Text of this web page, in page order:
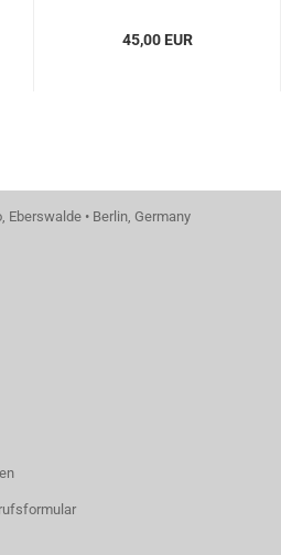
45,00 EUR
• Berlin, Germany